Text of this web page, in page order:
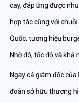
cay, đáp ứng được
hợp tác cùng với
Quốc, tương hiệu
Nhờ đó, tốc độ và khả
Ngay cả giám đốc
đoàn sở hữu thương